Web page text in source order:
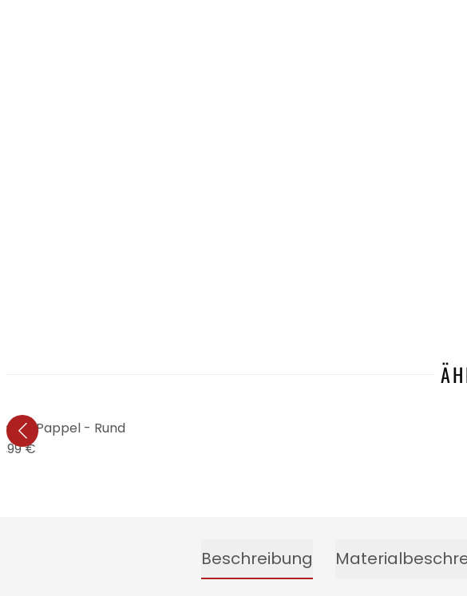
- Pappel - Rund
€
Beschreibung